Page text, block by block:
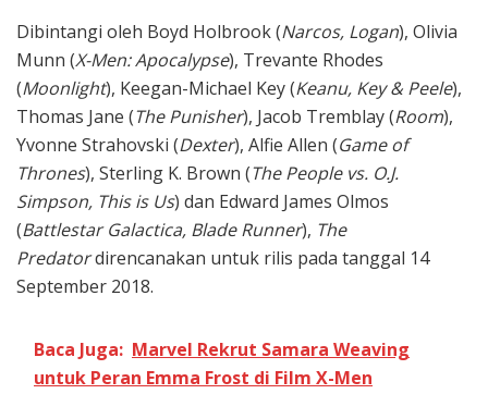
Dibintangi oleh Boyd Holbrook (Narcos, Logan), Olivia
Munn (X-Men: Apocalypse), Trevante Rhodes
(Moonlight), Keegan-Michael Key (Keanu, Key & Peele),
Thomas Jane (The Punisher), Jacob Tremblay (Room),
Yvonne Strahovski (Dexter), Alfie Allen (Game of
Thrones), Sterling K. Brown (The People vs. O.J.
Simpson, This is Us) dan Edward James Olmos
(Battlestar Galactica, Blade Runner), The
Predatordirencanakan untuk rilis pada tanggal 14
September 2018.
Baca Juga: Marvel Rekrut Samara Weaving
untuk Peran Emma Frost di Film X-Men